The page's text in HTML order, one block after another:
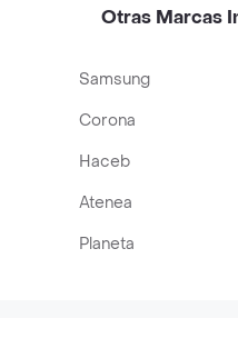
Otras Marcas
Samsung
Corona
Haceb
Atenea
Planeta